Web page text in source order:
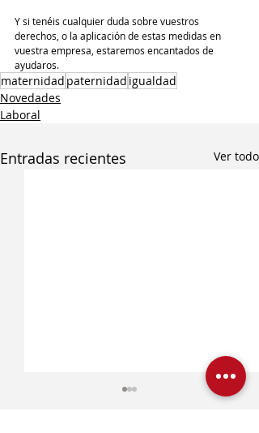
Y si tenéis cualquier duda sobre vuestros
derechos, o la aplicación de estas medidas en
vuestra empresa, estaremos encantados de
ayudaros.
maternidad paternidad igualdad
Novedades
Laboral
Entradas recientes Ver todo